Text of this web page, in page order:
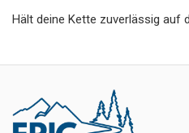
Hält deine Kette zuverlässig auf